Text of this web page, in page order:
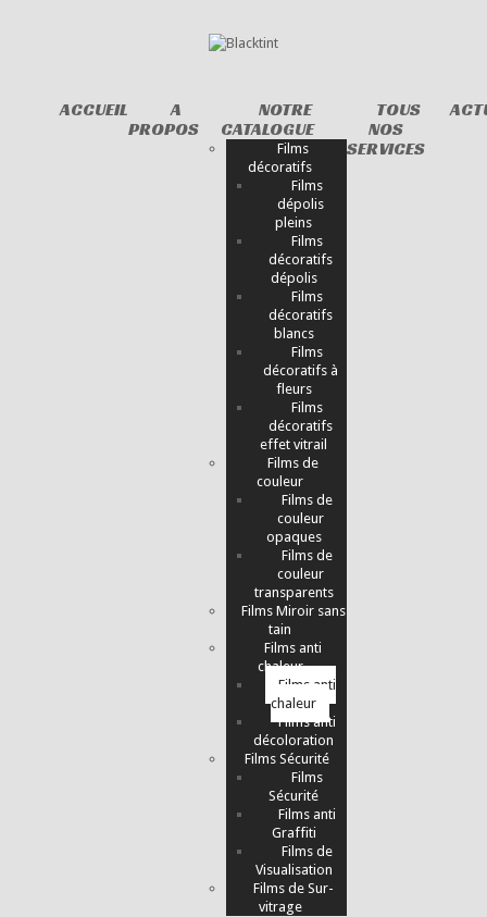
ACCUEIL
A
PROPOS
NOTRE
CATALOGUE
Films
décoratifs
Films
dépolis
pleins
Films
décoratifs
dépolis
Films
décoratifs
blancs
Films
décoratifs à
fleurs
Films
décoratifs
effet vitrail
Films de
couleur
Films de
couleur
opaques
Films de
couleur
transparents
Films Miroir sans
tain
Films anti
chaleur
Films anti
chaleur
Films anti
décoloration
Films Sécurité
Films
Sécurité
Films anti
Graffiti
Films de
Visualisation
Films de Sur-
vitrage
TOUS
NOS
SERVICES